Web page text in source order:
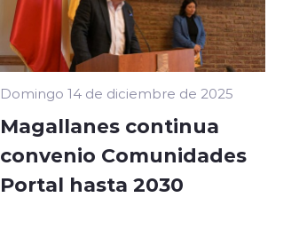
Domingo 14 de diciembre de 2025
Magallanes continua
convenio Comunidades
Portal hasta 2030